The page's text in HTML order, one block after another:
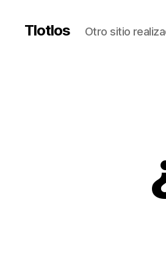
Tlotlos Otro sitio